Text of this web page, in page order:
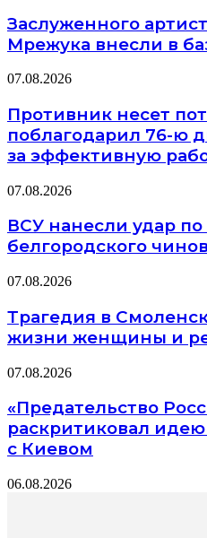
Заслуженного
Мрежука внесли в
07.08.2026
Противник несет
поблагодарил 76-ю
за эффективную
07.08.2026
ВСУ нанесли удар
белгородского
07.08.2026
Трагедия в
жизни женщины и
07.08.2026
«Предательство
раскритиковал
с Киевом
06.08.2026